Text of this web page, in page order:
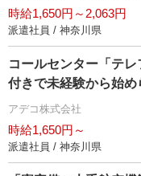
時給1,650円～2,063円
派遣社員 / 神奈川県
コールセンター「テ
付きで未経験から始
アデコ株式会社
時給1,650円～
派遣社員 / 神奈川県